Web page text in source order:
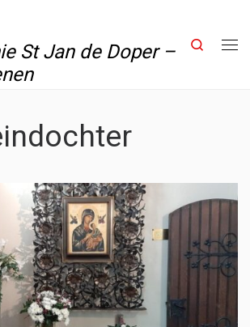
St Jan de Doper –
Search